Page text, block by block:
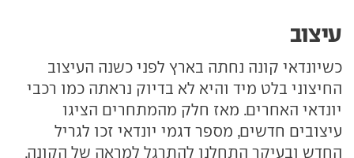
עיצוב
כשיונדאי קונה נחתה בארץ לפני כשנה העיצוב
החיצוני בלט מיד והיא לא בדיוק נראתה כמו רכבי
יונדאי האחרים. מאז חלק מהמתחרים הציגו
עיצובים חדשים, מספר דגמי יונדאי זכו לגריל
החדש ובעיקר התחלנו להתרגל למראה של הקונה,